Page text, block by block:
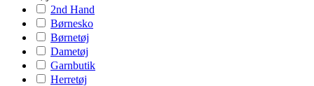
2nd Hand
Børnesko
Børnetøj
Dametøj
Garnbutik
Herretøj